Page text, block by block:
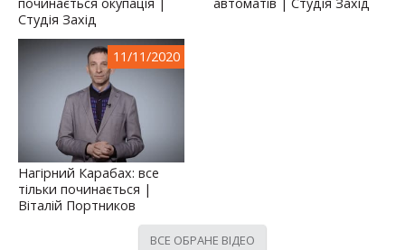
Студія Захід
11/11/2020
Нагірний Карабах: все
тільки починається |
Віталій Портников
ВСЕ ОБРАНЕ ВІДЕО